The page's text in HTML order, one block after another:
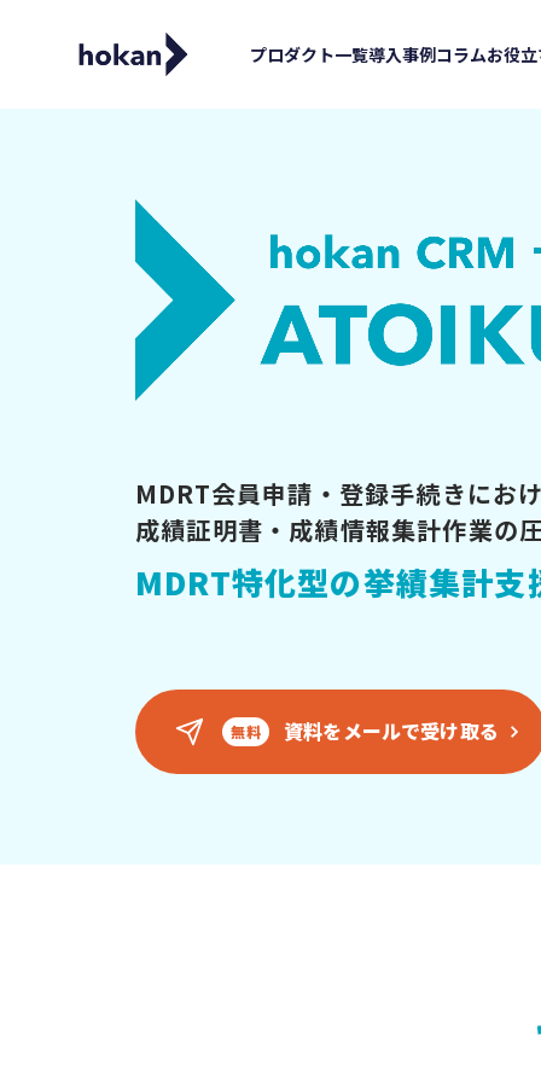
プロダクト一覧導入事例コラムお役
MDRT会員申請・登録手続きにお
成績証明書・成績情報集計作業の
MDRT特化型の挙績集計支
資料をメールで受け取る